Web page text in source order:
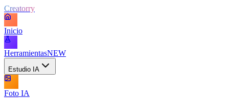
Creatorry
Inicio
HerramientasNEW
Estudio IA
Foto IA